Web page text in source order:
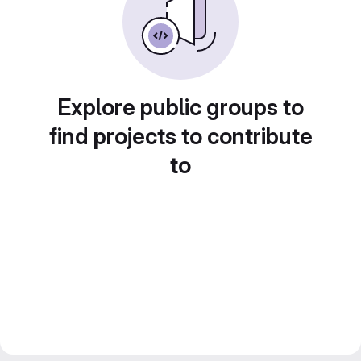
Explore public groups to
find projects to contribute
to